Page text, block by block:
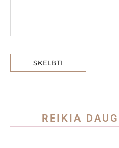
REIKIA